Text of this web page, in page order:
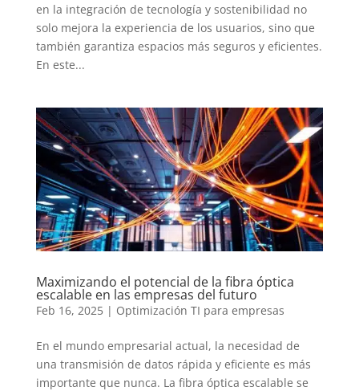
en la integración de tecnología y sostenibilidad no
solo mejora la experiencia de los usuarios, sino que
también garantiza espacios más seguros y eficientes.
En este...
Maximizando el potencial de la fibra óptica
escalable en las empresas del futuro
Feb 16, 2025| Optimización TI para empresas
En el mundo empresarial actual, la necesidad de
una transmisión de datos rápida y eficiente es más
importante que nunca. La fibra óptica escalable se